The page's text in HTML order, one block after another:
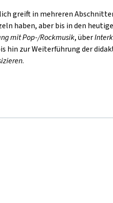
greift in mehreren
haben, aber bis in den
mit Pop-/Rockmusik, über
hin zur Weiterführung der
.